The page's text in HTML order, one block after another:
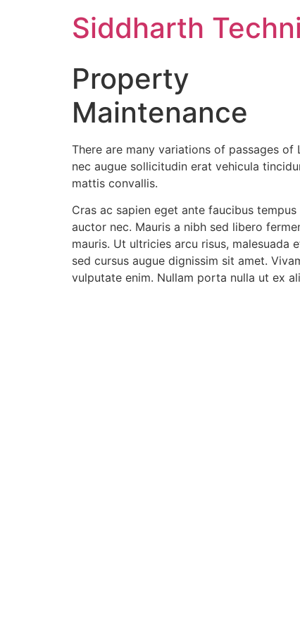
Siddharth
Property
Maintenance
There are many variations of passages of
nec augue sollicitudin erat vehicula
mattis convallis.
Cras ac sapien eget ante faucibus
auctor nec. Mauris a nibh sed libero
mauris. Ut ultricies arcu risus, malesuada
sed cursus augue dignissim sit amet.
vulputate enim. Nullam porta nulla ut ex